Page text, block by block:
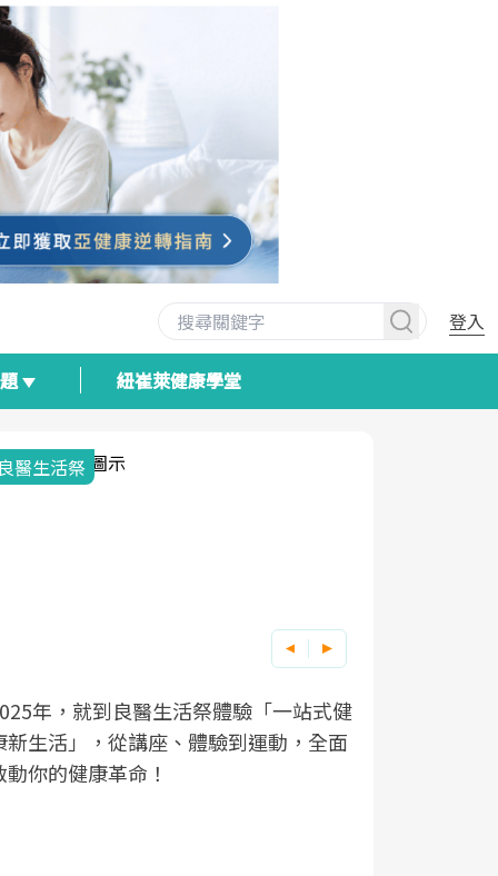
登入
紐崔萊健康學堂
與健康韌性的距離
醫健康網從「換季的身體變化」出發，
過醫學觀點與日常感受的對話，建立對
健康的認知，進而引導實際的改善行